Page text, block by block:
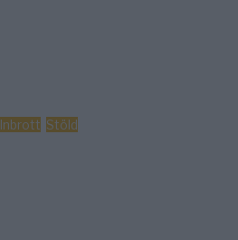
Inbrott Stöld